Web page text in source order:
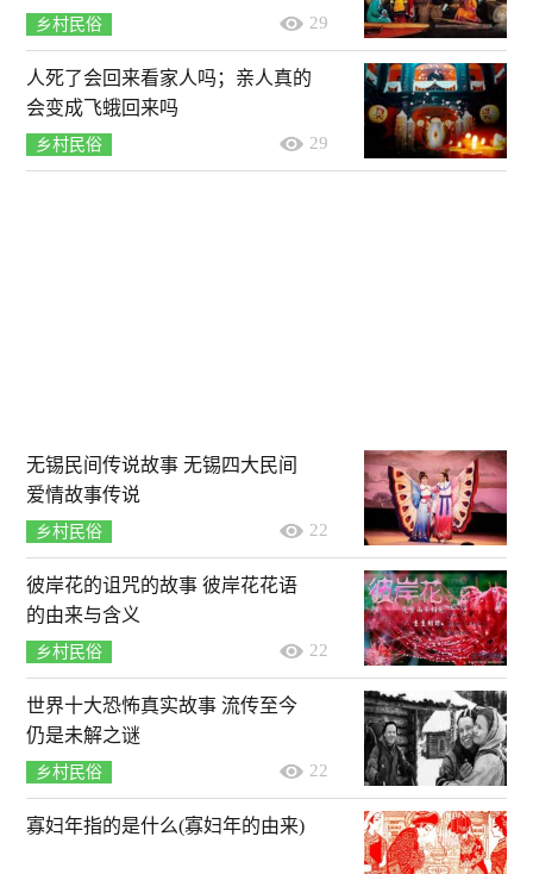
乡村民俗 29
人死了会回来看家人吗；亲人真的
会变成飞蛾回来吗
乡村民俗 29
无锡民间传说故事 无锡四大民间
爱情故事传说
乡村民俗 22
彼岸花的诅咒的故事 彼岸花花语
的由来与含义
乡村民俗 22
世界十大恐怖真实故事 流传至今
仍是未解之谜
乡村民俗 22
寡妇年指的是什么(寡妇年的由来)